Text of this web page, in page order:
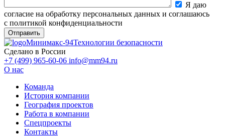
Я даю
согласие на обработку персональных данных и соглашаюсь
с политикой конфиденциальности
Минимакс-94Технологии безопасности
Сделано в России
+7 (499) 965-60-06 info@mm94.ru
О нас
Команда
История компании
География проектов
Работа в компании
Спецпроекты
Контакты